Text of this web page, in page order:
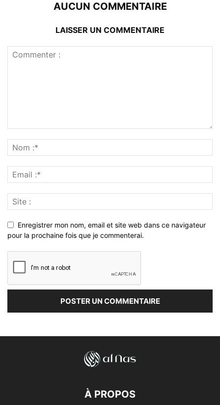
AUCUN COMMENTAIRE
LAISSER UN COMMENTAIRE
Enregistrer mon nom, email et site web dans ce navigateur
pour la prochaine fois que je commenterai.
À PROPOS